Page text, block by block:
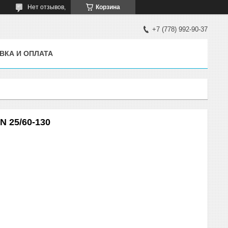
Корзина
Нет отзывов,
+7 (778) 992-90-37
И ОПЛАТА
25/60-130